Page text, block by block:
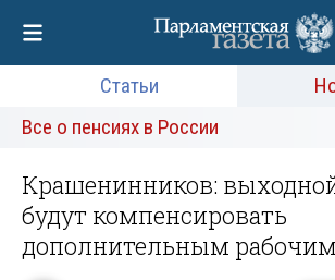
Статьи
Все о пенсиях в России
Крашенинников:
будут компенсировать
дополнительным